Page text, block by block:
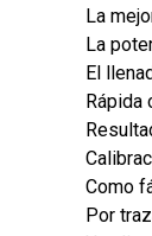
La
La
El
Rápida
Como
Por